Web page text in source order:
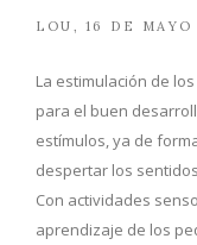
LOU 16 DE MAYO
La estimulación de
para el buen
estímulos, ya de
despertar los
Con actividades
aprendizaje de los